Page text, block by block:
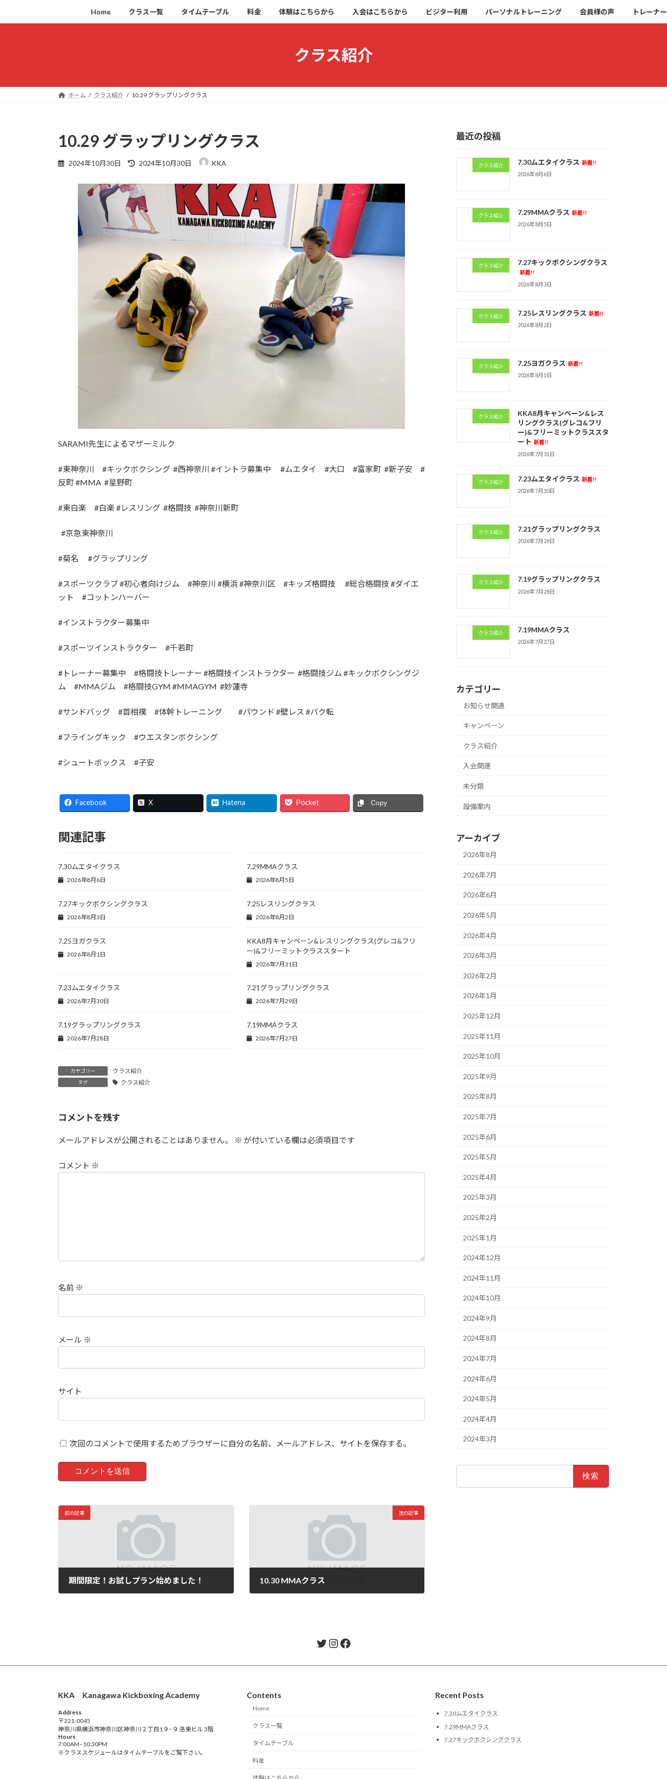
キ
に
Home クラス一覧 タイムテーブル 料金 体験はこちらから 入会はこちらから ビジター利用 パーソナルトレーニング 会員様の声 トレーナ
クラス紹介
ホーム クラス紹介 10.29 グラップリングクラス
10.29 グラップリングクラス
2024年10月30日
最
新
日
時
2024年10月30日 KKA
SARAMI先生によるマザーミルク
#東神奈川 #キックボクシング #西神奈川 #イントラ募集中 #ムエタイ #大口 #富家町 #新子安 #
反町 #MMA #星野町
#東白楽 #白楽 #レスリング #格闘技 #神奈川新町
#京急東神奈川
#菊名 #グラップリング
#スポーツクラブ #初心者向けジム #神奈川 #横浜 #神奈川区 #キッズ格闘技 #総合格闘技 #ダイエ
ット #コットンハーバー
#インストラクター募集中
#スポーツインストラクター #千若町
#トレーナー募集中 #格闘技トレーナー #格闘技インストラクター #格闘技ジム #キックボクシングジ
ム #MMAジム #格闘技GYM #MMAGYM #妙蓮寺
#サンドバッグ #首相撲 #体幹トレーニング #パウンド #壁レス #バク転
#フライングキック #ウエスタンボクシング
#シュートボックス #子安
Facebook X Hatena Pocket Copy
関連記事
7.30ムエタイクラス
2026年8月6日
7.29MMAクラス
2026年8月5日
7.27キックボクシングクラス
2026年8月3日
7.25レスリングクラス
2026年8月2日
7.25ヨガクラス
2026年8月1日
KKA8月キャンペーン&レスリングクラス(グレコ&フリ
ー)&フリーミットクラススタート
2026年7月31日
7.23ムエタイクラス
2026年7月30日
7.21グラップリングクラス
2026年7月29日
7.19グラップリングクラス
2026年7月28日
7.19MMAクラス
2026年7月27日
カテゴリー クラス紹介
タグ クラス紹介
コメントを残す
メールアドレスが公開されることはありません。 ※ が付いている欄は必須項目です
コメント ※
名前 ※
メール ※
サイト
次回のコメントで使用するためブラウザーに自分の名前、メールアドレス、サイトを保存する。
前の記事
期間限定！お試しプラン始めました！
次の記事
10.30 MMAクラス
最近の投稿
クラス紹介 7.30ムエタイクラス 新着!!
2026年8月6日
クラス紹介 7.29MMAクラス 新着!!
2026年8月5日
クラス紹介 7.27キックボクシングクラス
新着!!
2026年8月3日
クラス紹介 7.25レスリングクラス 新着!!
2026年8月2日
クラス紹介 7.25ヨガクラス 新着!!
2026年8月1日
クラス紹介
KKA8月キャンペーン&レス
リングクラス(グレコ&フリ
ー)&フリーミットクラススタ
ート 新着!!
2026年7月31日
クラス紹介 7.23ムエタイクラス 新着!!
2026年7月30日
クラス紹介 7.21グラップリングクラス
2026年7月29日
クラス紹介 7.19グラップリングクラス
2026年7月28日
クラス紹介 7.19MMAクラス
2026年7月27日
カテゴリー
お知らせ関連
キャンペーン
クラス紹介
入会関連
未分類
設備案内
アーカイブ
2026年8月
2026年7月
2026年6月
2026年5月
2026年4月
2026年3月
2026年2月
2026年1月
2025年12月
2025年11月
2025年10月
2025年9月
2025年8月
2025年7月
2025年6月
2025年5月
2025年4月
2025年3月
2025年2月
2025年1月
2024年12月
2024年11月
2024年10月
2024年9月
2024年8月
2024年7月
2024年6月
2024年5月
2024年4月
2024年3月
Twitter
Instagram
Facebook
KKA Kanagawa Kickboxing Academy
Address
〒221-0045
神奈川県横浜市神奈川区神奈川２丁目1９−９ 洛東ビル 3階
Hours
7:00AM–10:30PM
※クラススケジュールはタイムテーブルをご覧下さい。
Contents
Home
クラス一覧
タイムテーブル
料金
Recent Posts
7.30ムエタイクラス
7.29MMAクラス
7.27キックボクシングクラス